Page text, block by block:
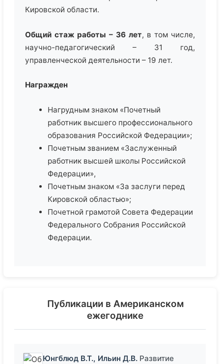
Кировской области.
Общий стаж работы – 36 лет, в том числе,
научно-педагогический – 31 год,
управленческой деятельности – 19 лет.
Награжден
Нагрудным знаком «Почетный
работник высшего профессионального
образования Российской Федерации»;
Почетным званием «Заслуженный
работник высшей школы Российской
Федерации»,
Почетным знаком «За заслуги перед
Кировской областью»;
Почетной грамотой Совета Федерации
Федерального Собрания Российской
Федерации.
Публикации в Американском
ежегоднике
Юнгблюд В.Т., Ильин Д.В. Развитие